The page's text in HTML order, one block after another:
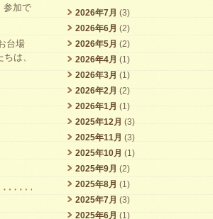
参加で
台場
は、
2026年7月 (3)
2026年6月 (2)
2026年5月 (2)
2026年4月 (1)
2026年3月 (1)
2026年2月 (2)
2026年1月 (1)
2025年12月 (3)
2025年11月 (3)
2025年10月 (1)
2025年9月 (2)
2025年8月 (1)
2025年7月 (3)
2025年6月 (1)